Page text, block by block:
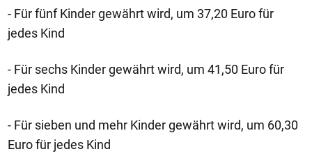
- Für fünf Kinder gewährt wird, um 37,20 Euro für
jedes Kind
- Für sechs Kinder gewährt wird, um 41,50 Euro für
jedes Kind
- Für sieben und mehr Kinder gewährt wird, um 60,30
Euro für jedes Kind